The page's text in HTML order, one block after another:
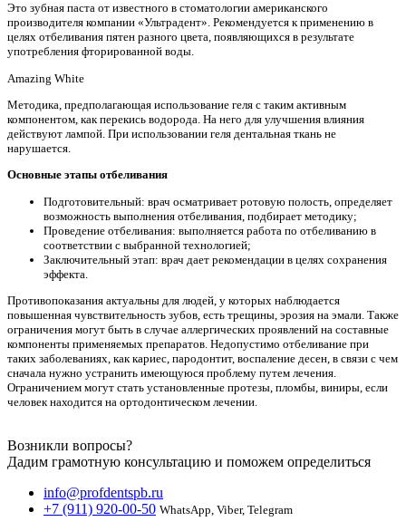
Это зубная паста от известного в стоматологии американского
производителя компании «Ультрадент». Рекомендуется к применению в
целях отбеливания пятен разного цвета, появляющихся в результате
употребления фторированной воды.
Amazing White
Методика, предполагающая использование геля с таким активным
компонентом, как перекись водорода. На него для улучшения влияния
действуют лампой. При использовании геля дентальная ткань не
нарушается.
Основные этапы отбеливания
Подготовительный: врач осматривает ротовую полость, определяет
возможность выполнения отбеливания, подбирает методику;
Проведение отбеливания: выполняется работа по отбеливанию в
соответствии с выбранной технологией;
Заключительный этап: врач дает рекомендации в целях сохранения
эффекта.
Противопоказания актуальны для людей, у которых наблюдается
повышенная чувствительность зубов, есть трещины, эрозия на эмали. Также
ограничения могут быть в случае аллергических проявлений на составные
компоненты применяемых препаратов. Недопустимо отбеливание при
таких заболеваниях, как кариес, пародонтит, воспаление десен, в связи с чем
сначала нужно устранить имеющуюся проблему путем лечения.
Ограничением могут стать установленные протезы, пломбы, виниры, если
человек находится на ортодонтическом лечении.
Возникли вопросы?
Дадим грамотную консультацию и поможем определиться
info@profdentspb.ru
+7 (911) 920-00-50 WhatsApp, Viber, Telegram